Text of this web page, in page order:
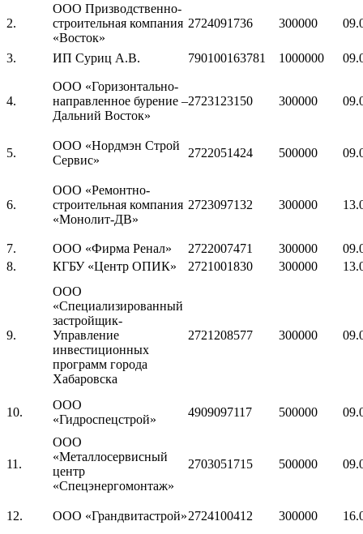
2.
ООО Призводственно-
строительная компания
«Восток»
2724091736 300000
3. ИП Суриц А.В. 790100163781 1000000
4.
ООО «Горизонтально-
направленное бурение –
Дальний Восток»
2723123150 300000
5.
ООО «Нордмэн Строй
Сервис»
2722051424 500000
6.
ООО «Ремонтно-
строительная компания
«Монолит-ДВ»
2723097132 300000
7. ООО «Фирма Ренал» 2722007471 300000
8.
КГБУ «Центр ОПИК» 2721001830 300000
9.
ООО
«Специализированный
застройщик-
Управление
инвестиционных
программ города
Хабаровска
2721208577 300000
10.
ООО
«Гидроспецстрой»
4909097117 500000
11.
ООО
«Металлосервисный
центр
«Спецэнергомонтаж»
2703051715 500000
12. ООО «Грандвитастрой»2724100412 300000